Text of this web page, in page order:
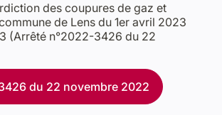
des coupures de gaz et
de Lens du 1er avril 2023
(Arrêté n°2022-3426 du 22
du 22 novembre 2022